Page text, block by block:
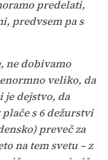
predelati,
predvsem pa s
ne dobivamo
veliko, da
je dejstvo, da
s 6 dežurstvi
preveč za
na tem svetu – z